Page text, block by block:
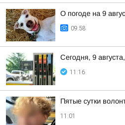
О погоде на 9
09:58
Сегодня, 9
11:16
Пятые сутки
11:01